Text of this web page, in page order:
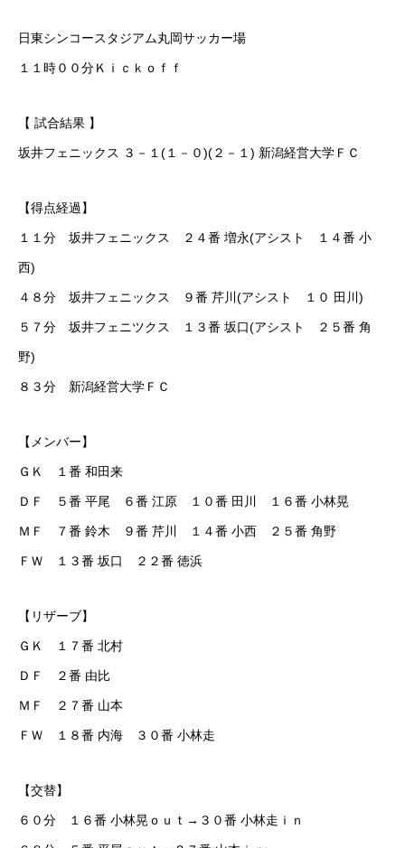
日東シンコースタジアム丸岡サッカー場
１１時００分Ｋｉｃｋｏｆｆ
【 試合結果 】
坂井フェニックス ３－１(１－０)(２－１) 新潟経営大学ＦＣ
【得点経過】
１１分 坂井フェニックス ２４番 増永(アシスト １４番 小
西)
４８分 坂井フェニックス ９番 芹川(アシスト １０ 田川)
５７分 坂井フェニツクス １３番 坂口(アシスト ２５番 角
野)
８３分 新潟経営大学ＦＣ
【メンバー】
ＧＫ １番 和田来
ＤＦ ５番 平尾 ６番 江原 １０番 田川 １６番 小林晃
ＭＦ ７番 鈴木 ９番 芹川 １４番 小西 ２５番 角野
ＦＷ １３番 坂口 ２２番 徳浜
【リザーブ】
ＧＫ １７番 北村
ＤＦ ２番 由比
ＭＦ ２７番 山本
ＦＷ １８番 内海 ３０番 小林走
【交替】
６０分 １６番 小林晃ｏｕｔ→３０番 小林走ｉｎ